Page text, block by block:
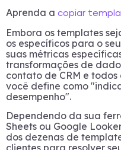
Aprenda a copiar
Embora os templates
os específicos para o
suas métricas
transformações de
contato de CRM e
você define como
desempenho".
Dependendo da sua
Sheets ou Google
dos dezenas de